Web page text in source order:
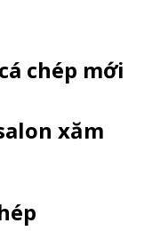
chép mới
xăm